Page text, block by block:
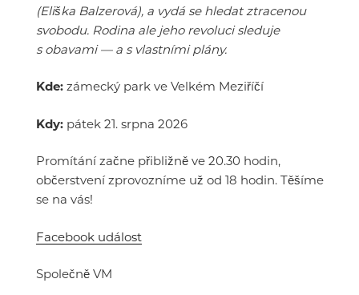
(Eliška Balzerová), a vydá se hledat ztracenou
svobodu. Rodina ale jeho revoluci sleduje
s obavami — a s vlastními plány.
Kde: zámecký park ve Velkém Meziříčí
Kdy: pátek 21. srpna 2026
Promítání začne přibližně ve 20.30 hodin,
občerstvení zprovozníme už od 18 hodin. Těšíme
se na vás!
Facebook událost
Společně VM